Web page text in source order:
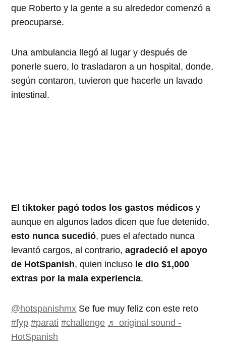
que Roberto y la gente a su alrededor comenzó a
preocuparse.
Una ambulancia llegó al lugar y después de
ponerle suero, lo trasladaron a un hospital, donde,
según contaron, tuvieron que hacerle un lavado
intestinal.
El tiktoker pagó todos los gastos médicos y
aunque en algunos lados dicen que fue detenido,
esto nunca sucedió, pues el afectado nunca
levantó cargos, al contrario,agradeció el apoyo
de HotSpanish, quien incluso le dio $1,000
extras por la mala experiencia.
@hotspanishmx Se fue muy feliz con este reto
#fyp #parati #challenge ♬ original sound -
HotSpanish